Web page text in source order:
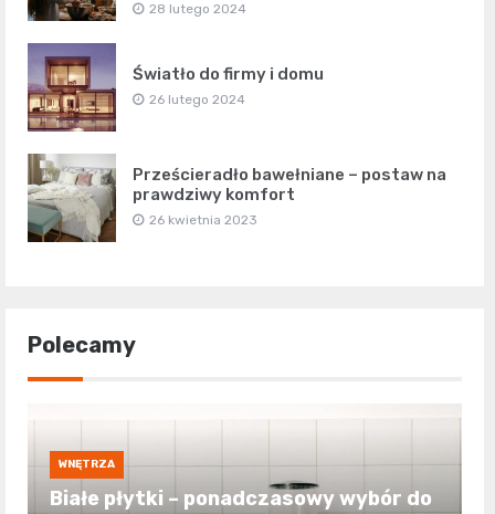
28 lutego 2024
Światło do firmy i domu
26 lutego 2024
Prześcieradło bawełniane – postaw na
prawdziwy komfort
26 kwietnia 2023
Polecamy
WNĘTRZA
Białe płytki – ponadczasowy wybór do